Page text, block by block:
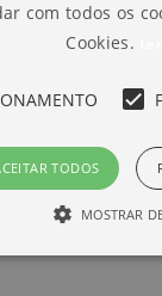
com todos os
Cookies.
TODOS
MOSTRAR